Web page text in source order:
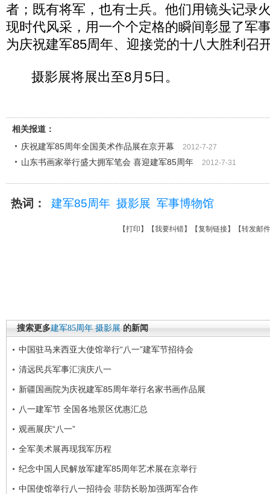
者；既有将军，也有士兵。他们用镜头记录
现时代风采，用一个个定格的瞬间彰显了军
为庆祝建军85周年、迎接党的十八大胜利召
摄影展将展出至8月5日。
相关报道：
庆祝建军85周年全国美术作品展在京开幕
2012-7-27
山东书画家举行盛大拥军笔会 喜迎建军85周年 2012-7-31
热词： 建军85周年 摄影展 军事博物馆
【打印 】【我要纠错】【复制链接】【转发邮件
搜索更多建军85周年 摄影展 的新闻
中国驻马来西亚大使馆举行“八一”建军节招待会
清远民兵军事汇演庆八一
新疆国画院为庆祝建军85周年举行名家书画作品展
八一建军节 全国各地景区优惠汇总
观画展庆“八一”
全军美术展再现我军历程
纪念中国人民解放军建军85周年艺术展在京举行
中国使馆举行八一招待会 菲防长盼加强两军合作